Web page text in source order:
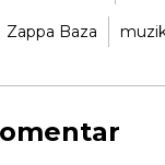
Zappa Baza